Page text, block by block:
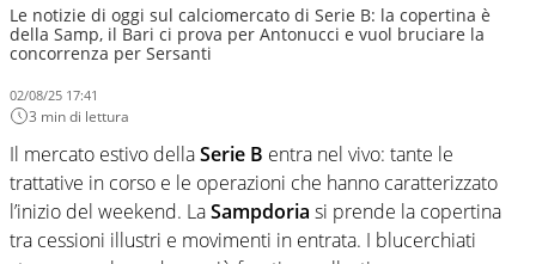
Le notizie di oggi sul calciomercato di Serie B: la copertina è
della Samp, il Bari ci prova per Antonucci e vuol bruciare la
concorrenza per Sersanti
02/08/25 17:41
3 min di lettura
Il mercato estivo dellaSerie B entra nel vivo: tante le
trattative in corso e le operazioni che hanno caratterizzato
l’inizio del weekend. LaSampdoria si prende la copertina
tra cessioni illustri e movimenti in entrata. I blucerchiati